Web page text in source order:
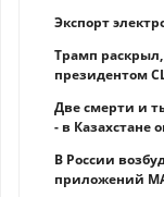
Экспорт
Трамп
президентом
Две смерти и
- в Казахстане
В России
приложений